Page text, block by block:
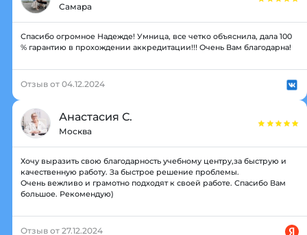
Самара
Спасибо огромное Надежде! Умница, все четко объяснила, дала 100
% гарантию в прохождении аккредитации!!! Очень Вам благодарна!
Отзыв от 04.12.2024
Анастасия С.
Москва
Хочу выразить свою благодарность учебному центру,за быструю и
качественную работу. За быстрое решение проблемы.
Очень вежливо и грамотно подходят к своей работе. Спасибо Вам
большое. Рекомендую)
Отзыв от 27.12.2024